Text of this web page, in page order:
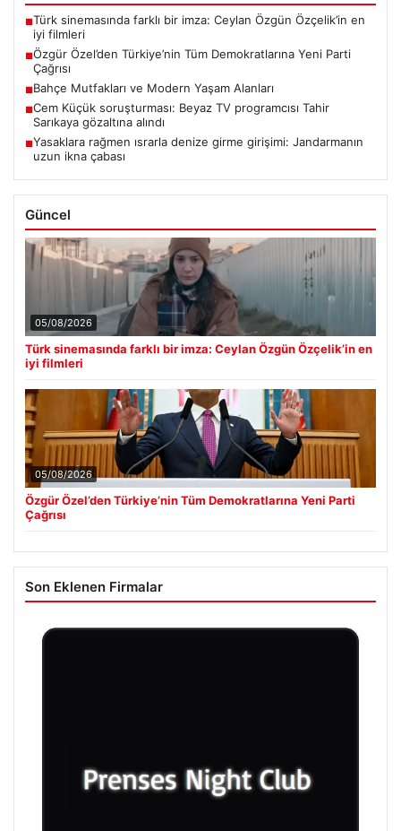
■Türk sinemasında farklı bir imza: Ceylan Özgün Özçelik’in en
iyi filmleri
■Özgür Özel’den Türkiye’nin Tüm Demokratlarına Yeni Parti
Çağrısı
■Bahçe Mutfakları ve Modern Yaşam Alanları
■Cem Küçük soruşturması: Beyaz TV programcısı Tahir
Sarıkaya gözaltına alındı
■Yasaklara rağmen ısrarla denize girme girişimi: Jandarmanın
uzun ikna çabası
Güncel
05/08/2026
Türk sinemasında farklı bir imza: Ceylan Özgün Özçelik’in en
iyi filmleri
05/08/2026
Özgür Özel’den Türkiye’nin Tüm Demokratlarına Yeni Parti
Çağrısı
Son Eklenen Firmalar